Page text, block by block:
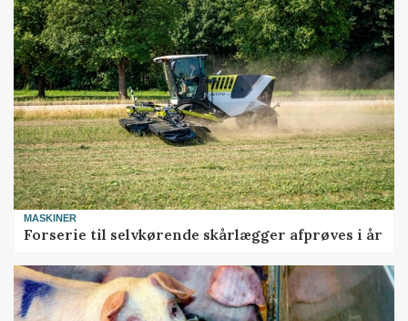
MASKINER
Forserie til selvkørende skårlægger afprøves i år